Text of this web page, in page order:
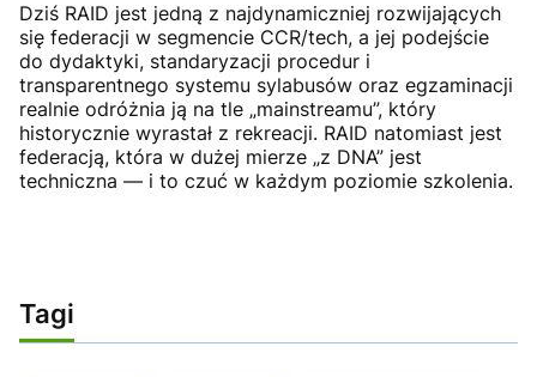
Dziś RAID jest jedną z najdynamiczniej rozwijających
się federacji w segmencie CCR/tech, a jej podejście
do dydaktyki, standaryzacji procedur i
transparentnego systemu sylabusów oraz egzaminacji
realnie odróżnia ją na tle „mainstreamu”, który
historycznie wyrastał z rekreacji. RAID natomiast jest
federacją, która w dużej mierze „z DNA” jest
techniczna — i to czuć w każdym poziomie szkolenia.
Tagi